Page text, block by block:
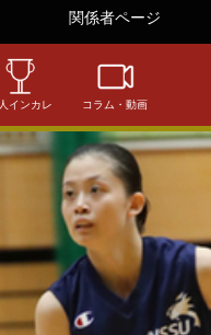
関係者ページ
インカレ コラム・動画